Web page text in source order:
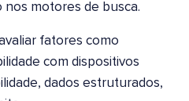
motores de busca.
fatores como
com dispositivos
dados estruturados,